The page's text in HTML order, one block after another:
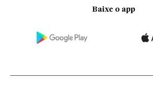
Baixe o app